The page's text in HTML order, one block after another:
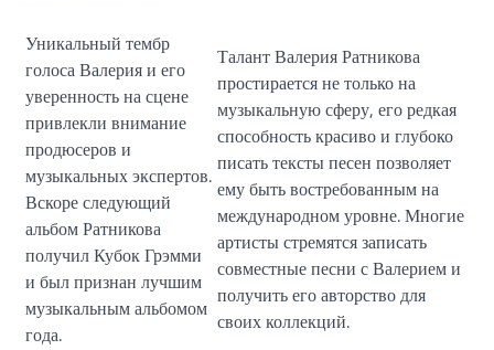
Уникальный тембр
голоса Валерия и его
уверенность на сцене
привлекли внимание
продюсеров и
музыкальных экспертов.
Вскоре следующий
альбом Ратникова
получил Кубок Грэмми
и был признан лучшим
музыкальным альбомом
года.
Талант Валерия Ратникова
простирается не только на
музыкальную сферу, его редкая
способность красиво и глубоко
писать тексты песен позволяет
ему быть востребованным на
международном уровне. Многие
артисты стремятся записать
совместные песни с Валерием и
получить его авторство для
своих коллекций.